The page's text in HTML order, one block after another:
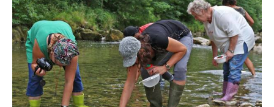
Suche
nach: